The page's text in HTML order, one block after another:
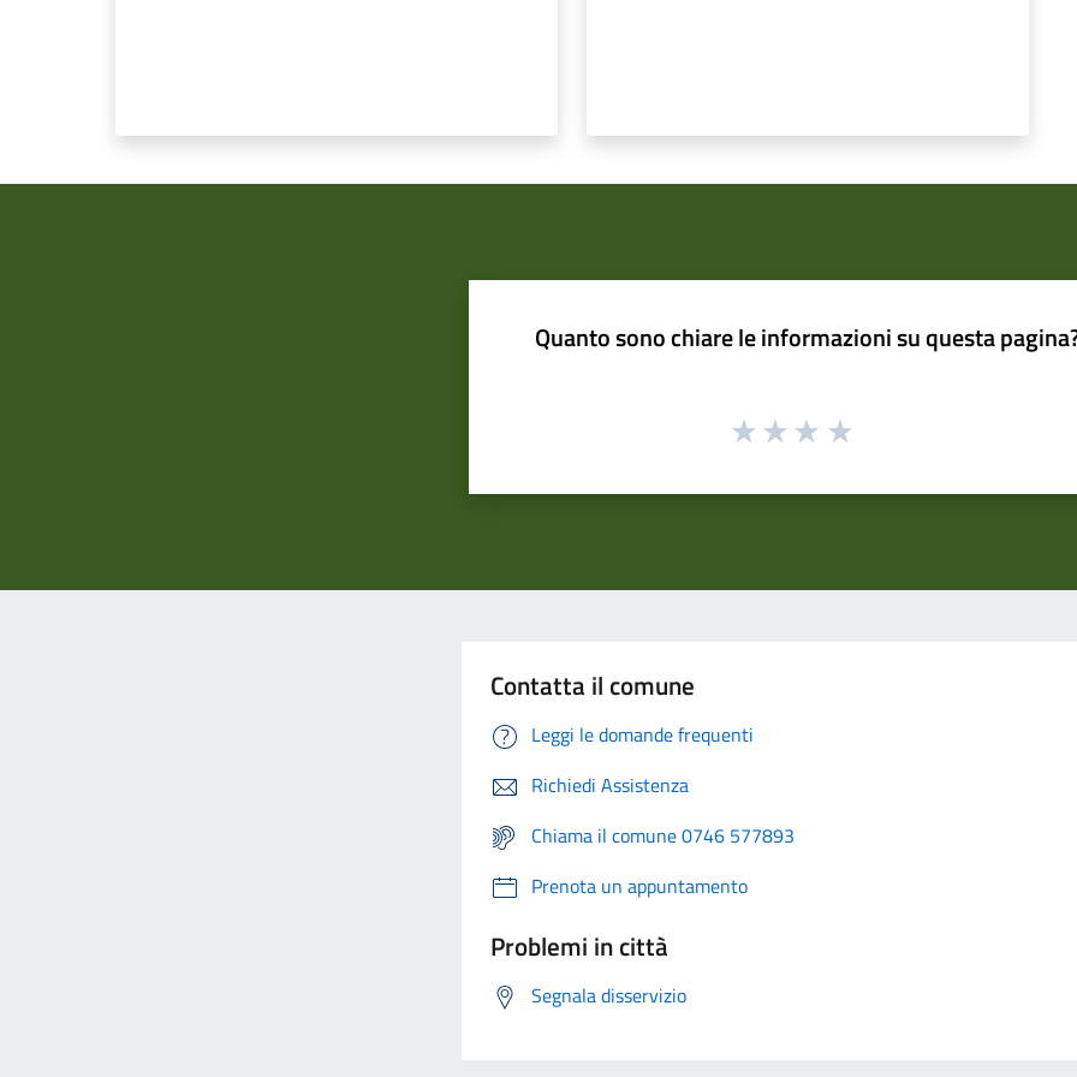
Quanto sono chiare le informazioni su questa
Contatta il comune
Leggi le domande frequenti
Richiedi Assistenza
Chiama il comune 0746 577893
Prenota un appuntamento
Problemi in città
Segnala disservizio